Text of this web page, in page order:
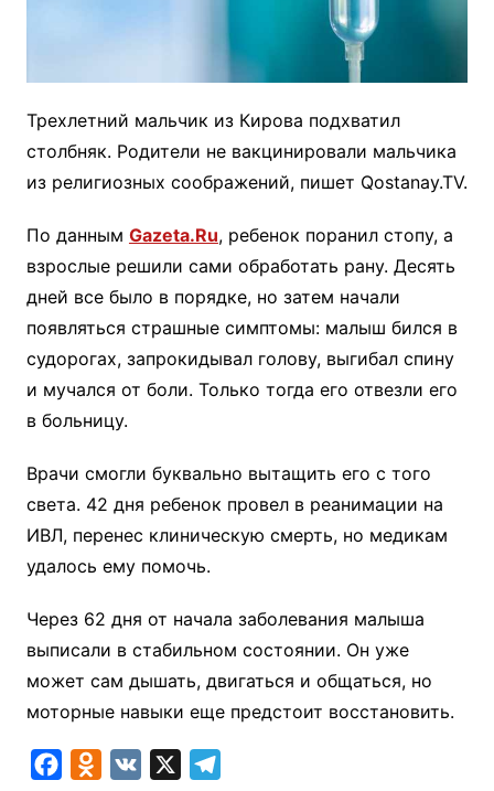
Трехлетний мальчик из Кирова подхватил
столбняк. Родители не вакцинировали мальчика
из религиозных соображений, пишет Qostanay.TV.
По данным Gazeta.Ru, ребенок поранил стопу, а
взрослые решили сами обработать рану. Десять
дней все было в порядке, но затем начали
появляться страшные симптомы: малыш бился в
судорогах, запрокидывал голову, выгибал спину
и мучался от боли. Только тогда его отвезли его
в больницу.
Врачи смогли буквально вытащить его с того
света. 42 дня ребенок провел в реанимации на
ИВЛ, перенес клиническую смерть, но медикам
удалось ему помочь.
Через 62 дня от начала заболевания малыша
выписали в стабильном состоянии. Он уже
может сам дышать, двигаться и общаться, но
моторные навыки еще предстоит восстановить.